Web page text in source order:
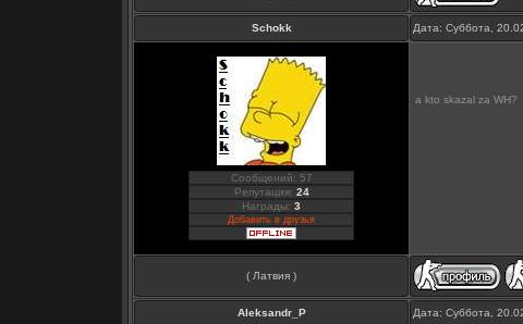
Schokk Дата: Суббота,
Сообщений: 57
Репутация: 24
Награды: 3
Добавить в друзья
a kto skazal za WH?
( Латвия )
Aleksandr_P Дата: Суббота,